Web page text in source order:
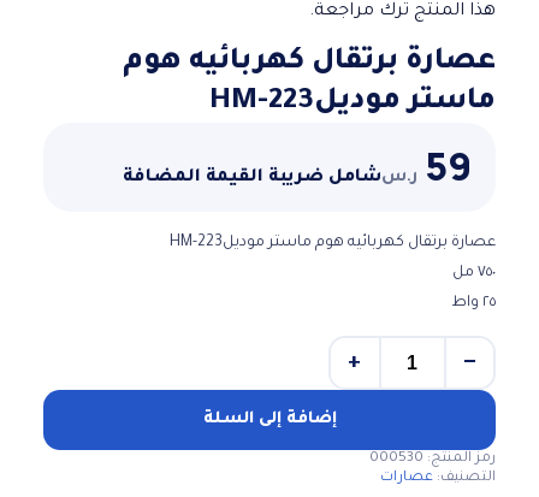
عصارة برتقال كهربائيه هوم
ماستر موديلHM-223
59 ر.سشامل ضريبة القيمة المضافة
عصارة برتقال كهربائيه هوم ماستر موديلHM-223
٧٥٠ مل
٢٥ واط
عصارة
كهربائيه
هوم
ماستر
−
+
إضافة إلى السلة
رمز المنتج: 000530
التصنيف: عصارات
هذا المنتج ترك مراجعة.